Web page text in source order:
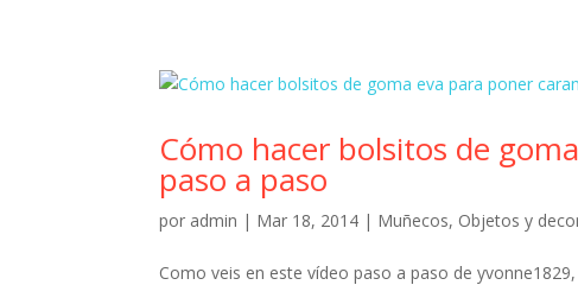
Cómo hacer bolsitos de
paso a paso
por admin | Mar 18, 2014 | Muñecos, Objetos y
Como veis en este vídeo paso a paso de